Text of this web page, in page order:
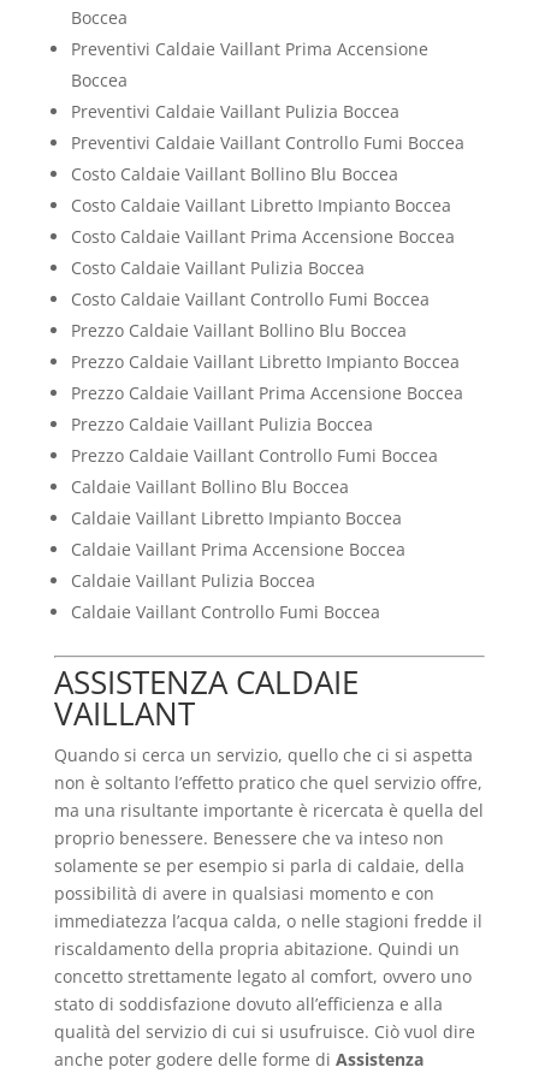
Boccea
Preventivi Caldaie Vaillant Prima Accensione
Boccea
Preventivi Caldaie Vaillant Pulizia Boccea
Preventivi Caldaie Vaillant Controllo Fumi Boccea
Costo Caldaie Vaillant Bollino Blu Boccea
Costo Caldaie Vaillant Libretto Impianto Boccea
Costo Caldaie Vaillant Prima Accensione Boccea
Costo Caldaie Vaillant Pulizia Boccea
Costo Caldaie Vaillant Controllo Fumi Boccea
Prezzo Caldaie Vaillant Bollino Blu Boccea
Prezzo Caldaie Vaillant Libretto Impianto Boccea
Prezzo Caldaie Vaillant Prima Accensione Boccea
Prezzo Caldaie Vaillant Pulizia Boccea
Prezzo Caldaie Vaillant Controllo Fumi Boccea
Caldaie Vaillant Bollino Blu Boccea
Caldaie Vaillant Libretto Impianto Boccea
Caldaie Vaillant Prima Accensione Boccea
Caldaie Vaillant Pulizia Boccea
Caldaie Vaillant Controllo Fumi Boccea
ASSISTENZA CALDAIE
VAILLANT
Quando si cerca un servizio, quello che ci si aspetta
non è soltanto l’effetto pratico che quel servizio offre,
ma una risultante importante è ricercata è quella del
proprio benessere. Benessere che va inteso non
solamente se per esempio si parla di caldaie, della
possibilità di avere in qualsiasi momento e con
immediatezza l’acqua calda, o nelle stagioni fredde il
riscaldamento della propria abitazione. Quindi un
concetto strettamente legato al comfort, ovvero uno
stato di soddisfazione dovuto all’efficienza e alla
qualità del servizio di cui si usufruisce. Ciò vuol dire
anche poter godere delle forme di Assistenza